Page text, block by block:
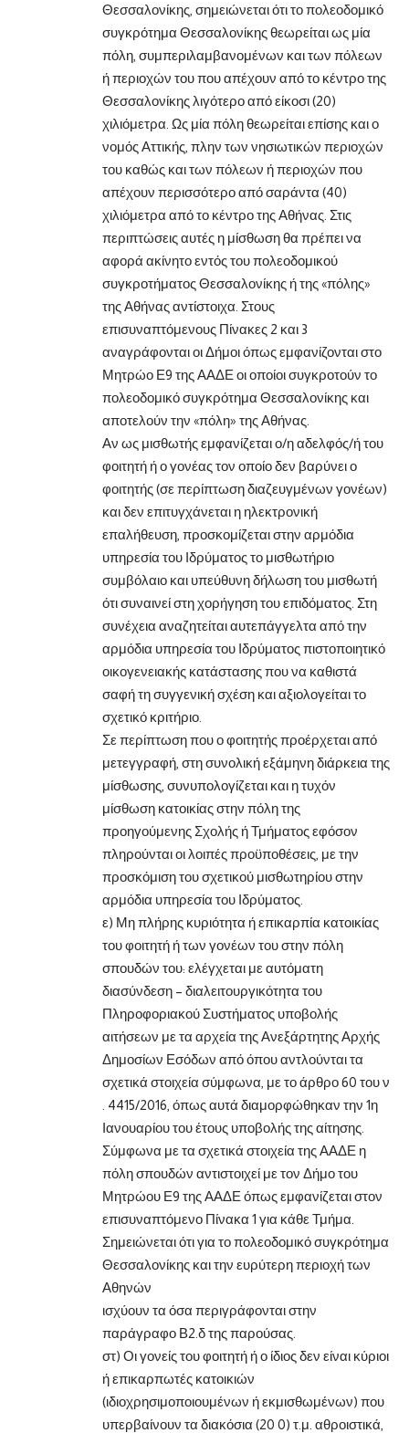
Θεσσαλονίκης, σημειώνεται ότι το πολεοδομικό
συγκρότημα Θεσσαλονίκης θεωρείται ως μία
πόλη, συμπεριλαμβανομένων και των πόλεων
ή περιοχών του που απέχουν από το κέντρο της
Θεσσαλονίκης λιγότερο από είκοσι (20)
χιλιόμετρα. Ως μία πόλη θεωρείται επίσης και ο
νομός Αττικής, πλην των νησιωτικών περιοχών
του καθώς και των πόλεων ή περιοχών που
απέχουν περισσότερο από σαράντα (40)
χιλιόμετρα από το κέντρο της Αθήνας. Στις
περιπτώσεις αυτές η μίσθωση θα πρέπει να
αφορά ακίνητο εντός του πολεοδομικού
συγκροτήματος Θεσσαλονίκης ή της «πόλης»
της Αθήνας αντίστοιχα. Στους
επισυναπτόμενους Πίνακες 2 και 3
αναγράφονται οι Δήμοι όπως εμφανίζονται στο
Μητρώο Ε9 της ΑΑΔΕ οι οποίοι συγκροτούν το
πολεοδομικό συγκρότημα Θεσσαλονίκης και
αποτελούν την «πόλη» της Αθήνας.
Αν ως μισθωτής εμφανίζεται ο/η αδελφός/ή του
φοιτητή ή ο γονέας τον οποίο δεν βαρύνει ο
φοιτητής (σε περίπτωση διαζευγμένων γονέων)
και δεν επιτυγχάνεται η ηλεκτρονική
επαλήθευση, προσκομίζεται στην αρμόδια
υπηρεσία του Ιδρύματος το μισθωτήριο
συμβόλαιο και υπεύθυνη δήλωση του μισθωτή
ότι συναινεί στη χορήγηση του επιδόματος. Στη
συνέχεια αναζητείται αυτεπάγγελτα από την
αρμόδια υπηρεσία του Ιδρύματος πιστοποιητικό
οικογενειακής κατάστασης που να καθιστά
σαφή τη συγγενική σχέση και αξιολογείται το
σχετικό κριτήριο.
Σε περίπτωση που ο φοιτητής προέρχεται από
μετεγγραφή, στη συνολική εξάμηνη διάρκεια της
μίσθωσης, συνυπολογίζεται και η τυχόν
μίσθωση κατοικίας στην πόλη της
προηγούμενης Σχολής ή Τμήματος εφόσον
πληρούνται οι λοιπές προϋποθέσεις, με την
προσκόμιση του σχετικού μισθωτηρίου στην
αρμόδια υπηρεσία του Ιδρύματος.
ε) Μη πλήρης κυριότητα ή επικαρπία κατοικίας
του φοιτητή ή των γονέων του στην πόλη
σπουδών του: ελέγχεται με αυτόματη
διασύνδεση – διαλειτουργικότητα του
Πληροφοριακού Συστήματος υποβολής
αιτήσεων με τα αρχεία της Ανεξάρτητης Αρχής
Δημοσίων Εσόδων από όπου αντλούνται τα
σχετικά στοιχεία σύμφωνα, με το άρθρο 60 του ν
. 4415/2016, όπως αυτά διαμορφώθηκαν την 1η
Ιανουαρίου του έτους υποβολής της αίτησης.
Σύμφωνα με τα σχετικά στοιχεία της ΑΑΔΕ η
πόλη σπουδών αντιστοιχεί με τον Δήμο του
Μητρώου Ε9 της ΑΑΔΕ όπως εμφανίζεται στον
επισυναπτόμενο Πίνακα 1 για κάθε Τμήμα.
Σημειώνεται ότι για το πολεοδομικό συγκρότημα
Θεσσαλονίκης και την ευρύτερη περιοχή των
Αθηνών
ισχύουν τα όσα περιγράφονται στην
παράγραφο Β2.δ της παρούσας.
στ) Οι γονείς του φοιτητή ή ο ίδιος δεν είναι κύριοι
ή επικαρπωτές κατοικιών
(ιδιοχρησιμοποιουμένων ή εκμισθωμένων) που
υπερβαίνουν τα διακόσια (20 0) τ.μ. αθροιστικά,